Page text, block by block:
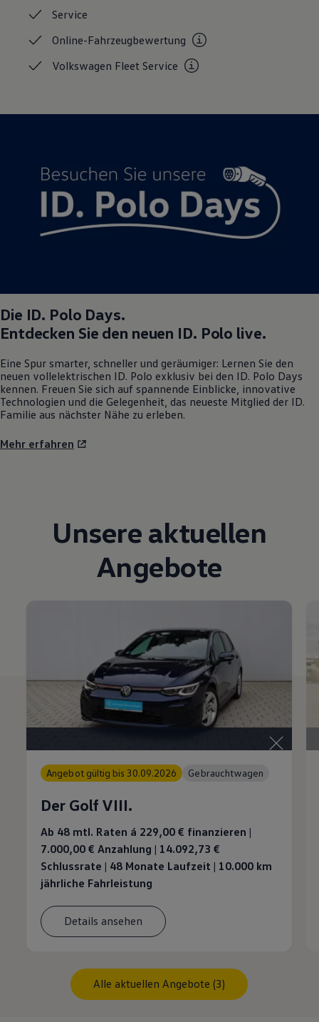
Service
Online-Fahrzeugbewertung
Volkswagen FleetService
Die ID. Polo Days.
Entdecken Sie den neuen ID. Polo live.
Eine Spur smarter, schneller und geräumiger: Lernen Sie den
neuen vollelektrischen ID. Polo exklusiv bei den ID. Polo Days
kennen. Freuen Sie sich auf spannende Einblicke, innovative
Technologien und die Gelegenheit, das neueste Mitglied der ID.
Familie aus nächster Nähe zu erleben.
Mehr erfahren
Unsere aktuellen
Angebote
Angebot gültig bis 30.09.2026 Gebrauchtwagen
Der Golf VIII.
Ab 48 mtl. Raten á 229,00 € finanzieren |
7.000,00 € Anzahlung | 14.092,73 €
Schlussrate | 48 Monate Laufzeit | 10.000 km
jährliche Fahrleistung
Details ansehen
Alle aktuellen Angebote (3)